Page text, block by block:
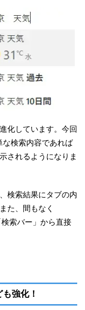
化しています。今回
な検索内容であれば
されるようになりま
検索結果にタブの内
た、間もなく
索バー」から直接
強化！